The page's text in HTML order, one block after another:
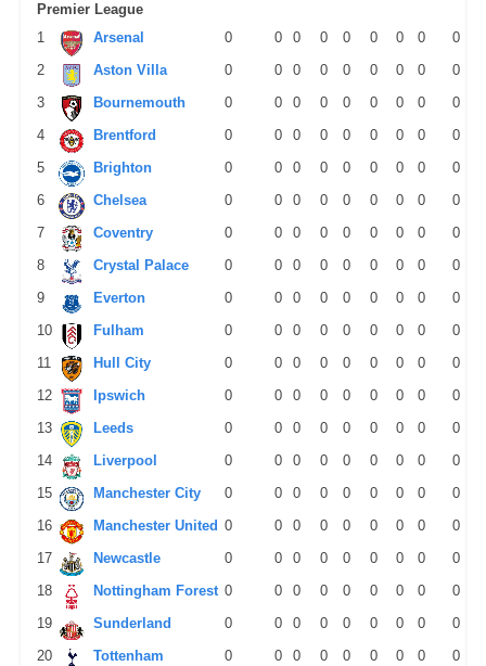
Premier League
1
Arsenal 0 0 0 0 0 0 0 0
0
2
Aston Villa 0 0 0 0 0 0 0 0
0
3
Bournemouth 0 0 0 0 0 0 0 0
0
4
Brentford 0 0 0 0 0 0 0 0
0
5
Brighton 0 0 0 0 0 0 0 0
0
6
Chelsea 0 0 0 0 0 0 0 0
0
7
Coventry 0 0 0 0 0 0 0 0
0
8
Crystal Palace 0 0 0 0 0 0 0 0
0
9
Everton 0 0 0 0 0 0 0 0
0
10
Fulham 0 0 0 0 0 0 0 0
0
11
Hull City 0 0 0 0 0 0 0 0
0
12
Ipswich 0 0 0 0 0 0 0 0
0
13
Leeds 0 0 0 0 0 0 0 0
0
14
Liverpool 0 0 0 0 0 0 0 0
0
15
Manchester City 0 0 0 0 0 0 0 0
0
16
Manchester United 0 0 0 0 0 0 0 0
0
17
Newcastle 0 0 0 0 0 0 0 0
0
18
Nottingham Forest 0 0 0 0 0 0 0 0
0
19
Sunderland 0 0 0 0 0 0 0 0
0
20
Tottenham 0 0 0 0 0 0 0 0 0